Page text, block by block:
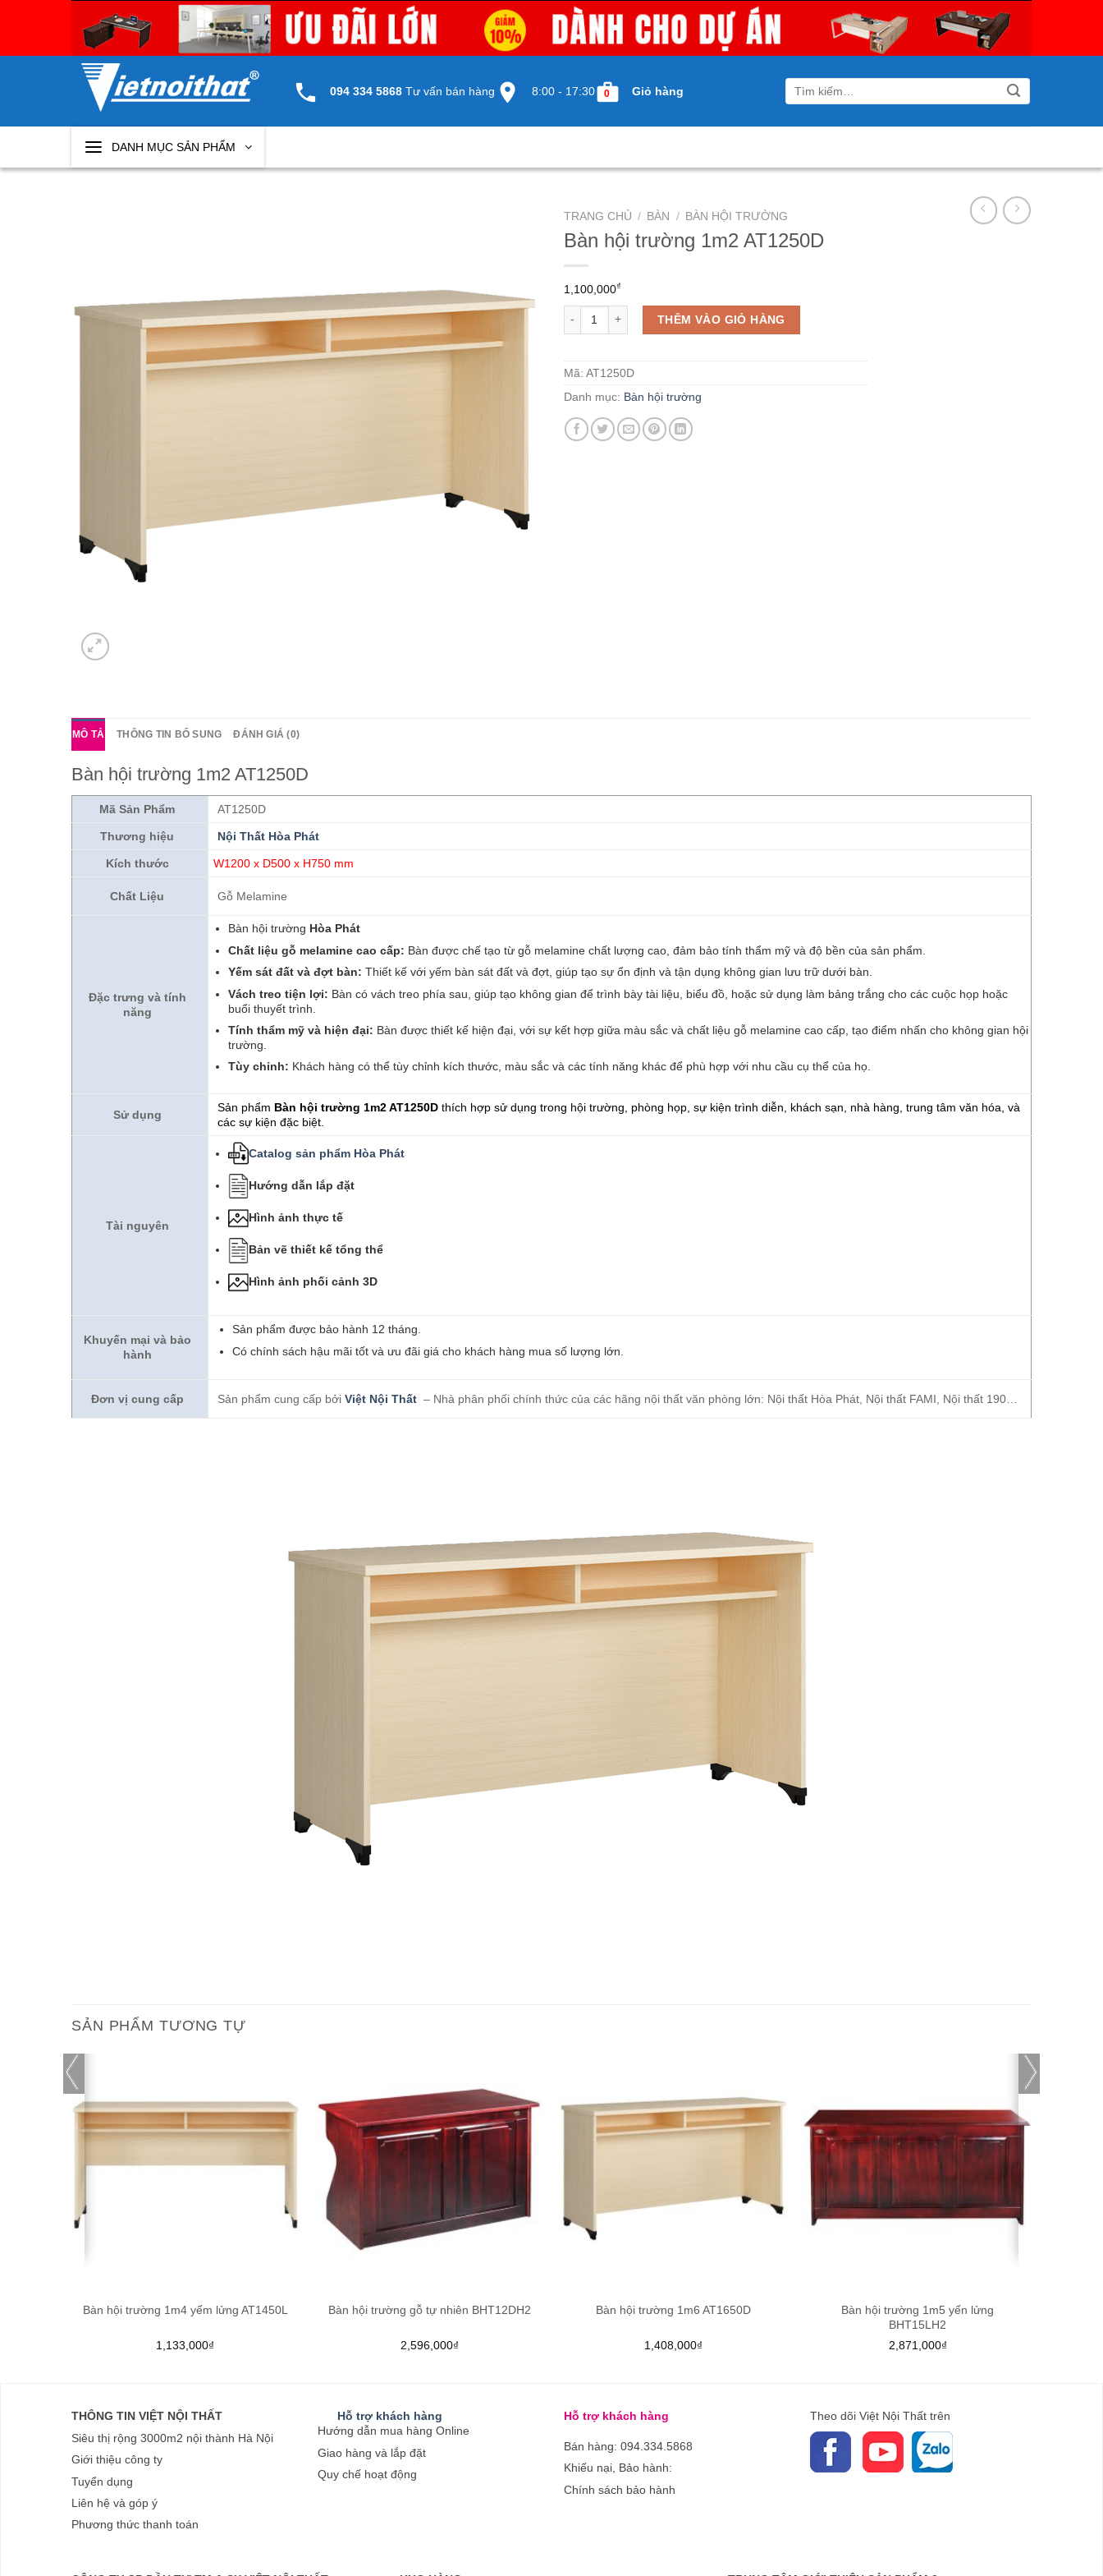
094 334 5868 Tư vấn bán hàng 8:00 - 17:30 0 Giỏ hàng
Tìm
kiếm:
DANH MỤC SẢN PHẨM
TRANG CHỦ / BÀN / BÀN HỘI TRƯỜNG
Bàn hội trường 1m2 AT1250D
1,100,000₫
Bàn hội trường 1m2 AT1250D số lượng
THÊM VÀO GIỎ HÀNG
Mã: AT1250D
Danh mục: Bàn hội trường
MÔ TẢ THÔNG TIN BỔ SUNG ĐÁNH GIÁ (0)
Bàn hội trường 1m2 AT1250D
Mã Sản Phẩm AT1250D
Thương hiệu Nội Thất Hòa Phát
Kích thước W1200 x D500 x H750 mm
Chất Liệu Gỗ Melamine
Đặc trưng và tính
năng
Bàn hội trường Hòa Phát
Chất liệu gỗ melamine cao cấp: Bàn được chế tạo từ gỗ melamine chất lượng cao, đảm bảo tính thẩm mỹ và độ bền của sản phẩm.
Yếm sát đất và đợt bàn: Thiết kế với yếm bàn sát đất và đợt, giúp tạo sự ổn định và tận dụng không gian lưu trữ dưới bàn.
Vách treo tiện lợi: Bàn có vách treo phía sau, giúp tạo không gian để trình bày tài liệu, biểu đồ, hoặc sử dụng làm bảng trắng cho các cuộc họp hoặc
buổi thuyết trình.
Tính thẩm mỹ và hiện đại: Bàn được thiết kế hiện đại, với sự kết hợp giữa màu sắc và chất liệu gỗ melamine cao cấp, tạo điểm nhấn cho không gian hội
trường.
Tùy chỉnh: Khách hàng có thể tùy chỉnh kích thước, màu sắc và các tính năng khác để phù hợp với nhu cầu cụ thể của họ.
Sử dụng
Sản phẩm Bàn hội trường 1m2 AT1250D thích hợp sử dụng trong hội trường, phòng họp, sự kiện trình diễn, khách sạn, nhà hàng, trung tâm văn hóa, và
các sự kiện đặc biệt.
Tài nguyên
Catalog sản phẩm Hòa Phát
Hướng dẫn lắp đặt
Hình ảnh thực tế
Bản vẽ thiết kế tổng thể
Hình ảnh phối cảnh 3D
Khuyến mại và bảo
hành
Sản phẩm được bảo hành 12 tháng.
Có chính sách hậu mãi tốt và ưu đãi giá cho khách hàng mua số lượng lớn.
Đơn vị cung cấp Sản phẩm cung cấp bởiViệt Nội Thất – Nhà phân phối chính thức của các hãng nội thất văn phòng lớn: Nội thất Hòa Phát, Nội thất FAMI, Nội thất 190…
SẢN PHẨM TƯƠNG TỰ
Bàn hội trường 1m4 yếm lửng AT1450L
1,133,000₫
Bàn hội trường gỗ tự nhiên BHT12DH2
2,596,000₫
Bàn hội trường 1m6 AT1650D
1,408,000₫
Bàn hội trường 1m5 yến lửng
BHT15LH2
2,871,000₫
THÔNG TIN VIỆT NỘI THẤT
Siêu thị rộng 3000m2 nội thành Hà Nội
Giới thiệu công ty
Tuyển dụng
Liên hệ và góp ý
Phương thức thanh toán
Hỗ trợ khách hàng
Hướng dẫn mua hàng Online
Giao hàng và lắp đặt
Quy chế hoạt động
Hỗ trợ khách hàng
Bán hàng: 094.334.5868
Khiếu nại, Bảo hành:
Chính sách bảo hành
Theo dõi Việt Nội Thất trên